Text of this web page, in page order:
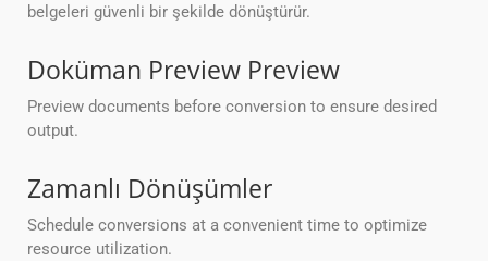
belgeleri güvenli bir şekilde dönüştürür.
Doküman Preview Preview
Preview documents before conversion to ensure desired
output.
Zamanlı Dönüşümler
Schedule conversions at a convenient time to optimize
resource utilization.